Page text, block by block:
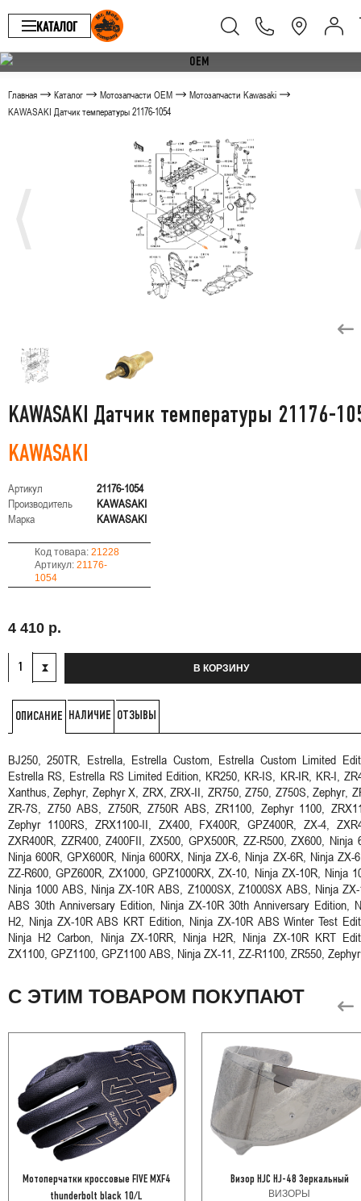
КАТАЛОГ
Главная Каталог Мотозапчасти OEM
Мотозапчасти Kawasaki
KAWASAKI Датчик температуры 21176-1054
KAWASAKI Датчик температуры 21176-
KAWASAKI
Артикул
21176-1054
Производитель
KAWASAKI
Марка
KAWASAKI
Код товара:21228
Артикул:21176-
1054
4 410 р.
В КОРЗИНУ
ОПИСАНИЕ НАЛИЧИЕ ОТЗЫВЫ
BJ250, 250TR, Estrella, Estrella Custom, Estrella Custom Limited
Estrella RS, Estrella RS Limited Edition, KR250, KR-IS, KR-IR, KR-I,
Xanthus, Zephyr, Zephyr X, ZRX, ZRX-II, ZR750, Z750, Z750S, Zephyr,
ZR-7S, Z750 ABS, Z750R, Z750R ABS, ZR1100, Zephyr 1100,
Zephyr 1100RS, ZRX1100-II, ZX400, FX400R, GPZ400R, ZX-4,
ZXR400R, ZZR400, Z400FII, ZX500, GPX500R, ZZ-R500, ZX600, Ninja
Ninja 600R, GPX600R, Ninja 600RX, Ninja ZX-6, Ninja ZX-6R, Ninja ZX-
ZZ-R600, GPZ600R, ZX1000, GPZ1000RX, ZX-10, Ninja ZX-10R, Ninja
Ninja 1000 ABS, Ninja ZX-10R ABS, Z1000SX, Z1000SX ABS, Ninja
ABS 30th Anniversary Edition, Ninja ZX-10R 30th Anniversary Edition,
H2, Ninja ZX-10R ABS KRT Edition, Ninja ZX-10R ABS Winter Test
Ninja H2 Carbon, Ninja ZX-10RR, Ninja H2R, Ninja ZX-10R KRT
ZX1100, GPZ1100, GPZ1100 ABS, Ninja ZX-11, ZZ-R1100, ZR550, Zephyr
С ЭТИМ ТОВАРОМ ПОКУПАЮТ
Мотоперчатки кроссовые FIVE MXF4
thunderbolt black 10/L
Визор HJC HJ-48 Зеркальный
ВИЗОРЫ